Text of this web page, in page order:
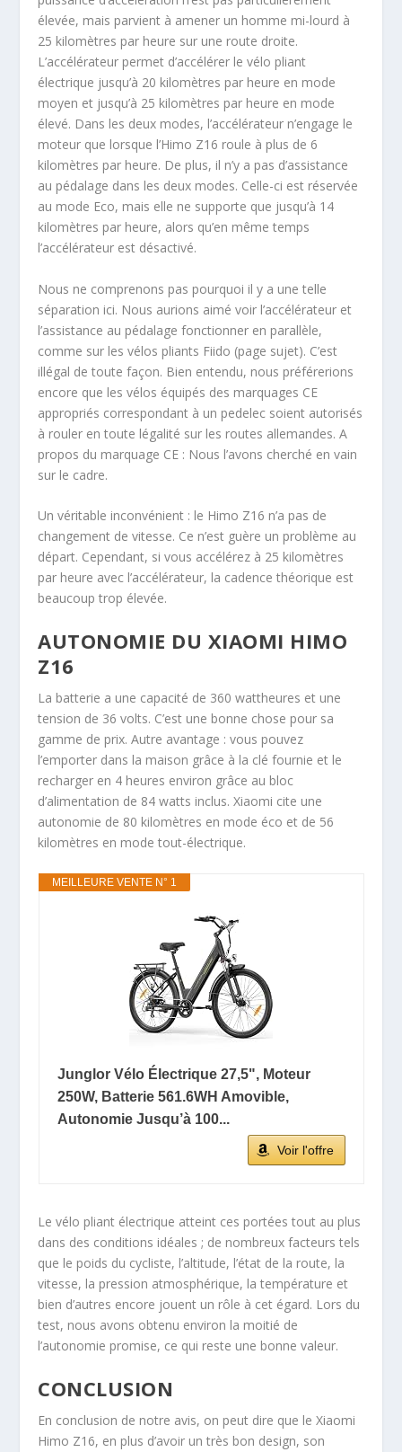
élevée, mais parvient à amener un homme mi-lourd à
25 kilomètres par heure sur une route droite.
L’accélérateur permet d’accélérer le vélo pliant
électrique jusqu’à 20 kilomètres par heure en mode
moyen et jusqu’à 25 kilomètres par heure en mode
élevé. Dans les deux modes, l’accélérateur n’engage le
moteur que lorsque l’Himo Z16 roule à plus de 6
kilomètres par heure. De plus, il n’y a pas d’assistance
au pédalage dans les deux modes. Celle-ci est réservée
au mode Eco, mais elle ne supporte que jusqu’à 14
kilomètres par heure, alors qu’en même temps
l’accélérateur est désactivé.
Nous ne comprenons pas pourquoi il y a une telle
séparation ici. Nous aurions aimé voir l’accélérateur et
l’assistance au pédalage fonctionner en parallèle,
comme sur les vélos pliants Fiido (page sujet). C’est
illégal de toute façon. Bien entendu, nous préférerions
encore que les vélos équipés des marquages CE
appropriés correspondant à un pedelec soient autorisés
à rouler en toute légalité sur les routes allemandes. A
propos du marquage CE : Nous l’avons cherché en vain
sur le cadre.
Un véritable inconvénient : le Himo Z16 n’a pas de
changement de vitesse. Ce n’est guère un problème au
départ. Cependant, si vous accélérez à 25 kilomètres
par heure avec l’accélérateur, la cadence théorique est
beaucoup trop élevée.
AUTONOMIE DU XIAOMI HIMO
Z16
La batterie a une capacité de 360 wattheures et une
tension de 36 volts. C’est une bonne chose pour sa
gamme de prix. Autre avantage : vous pouvez
l’emporter dans la maison grâce à la clé fournie et le
recharger en 4 heures environ grâce au bloc
d’alimentation de 84 watts inclus. Xiaomi cite une
autonomie de 80 kilomètres en mode éco et de 56
kilomètres en mode tout-électrique.
MEILLEURE VENTE N° 1
Junglor Vélo Électrique 27,5", Moteur
250W, Batterie 561.6WH Amovible,
Autonomie Jusqu’à 100...
Voir l'offre
Le vélo pliant électrique atteint ces portées tout au plus
dans des conditions idéales ; de nombreux facteurs tels
que le poids du cycliste, l’altitude, l’état de la route, la
vitesse, la pression atmosphérique, la température et
bien d’autres encore jouent un rôle à cet égard. Lors du
test, nous avons obtenu environ la moitié de
l’autonomie promise, ce qui reste une bonne valeur.
CONCLUSION
En conclusion de notre avis, on peut dire que le Xiaomi
Himo Z16, en plus d’avoir un très bon design, son